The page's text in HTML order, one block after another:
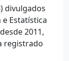
divulgados
Estatística
2011,
registrado